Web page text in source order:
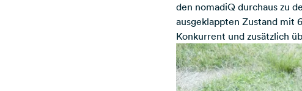
den nomadiQ durchaus zu
ausgeklappten Zustand mit
Konkurrent und zusätzlich